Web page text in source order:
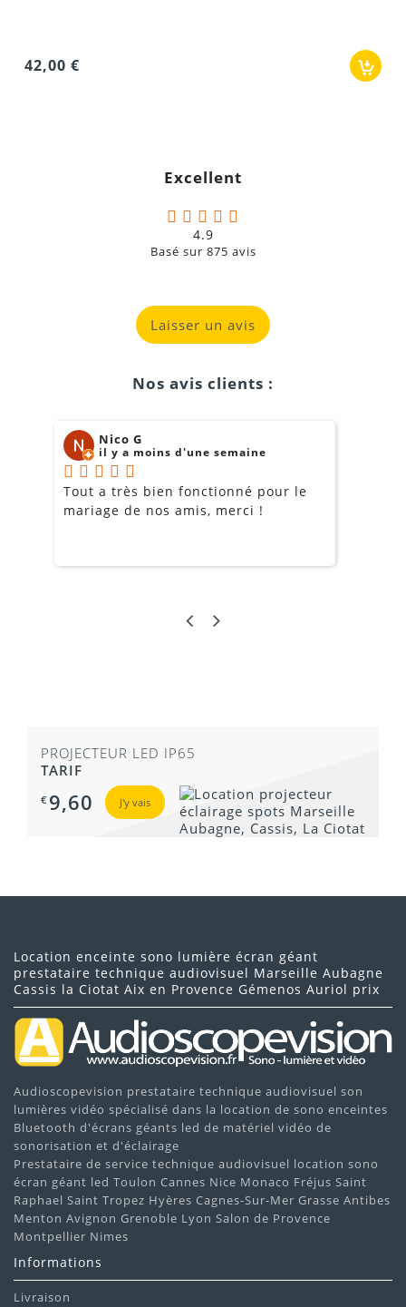
42,00 €
Excellent
4.9
Basé sur 875 avis
Laisser un avis
Nos avis clients :
Nico G
il y a moins d'une semaine
Tout a très bien fonctionné pour le
mariage de nos amis, merci !
PROJECTEUR LED IP65
TARIF
€ 9,60 J'y vais
Location enceinte sono lumière écran géant
prestataire technique audiovisuel Marseille Aubagne
Cassis la Ciotat Aix en Provence Gémenos Auriol prix
Audioscopevision prestataire technique audiovisuel son
lumières vidéo spécialisé dans la location de sono enceintes
Bluetooth d'écrans géants led de matériel vidéo de
sonorisation et d'éclairage
Prestataire de service technique audiovisuel location sono
écran géant led Toulon Cannes Nice Monaco Fréjus Saint
Raphael Saint Tropez Hyères Cagnes-Sur-Mer Grasse Antibes
Menton Avignon Grenoble Lyon Salon de Provence
Montpellier Nimes
Informations
Livraison